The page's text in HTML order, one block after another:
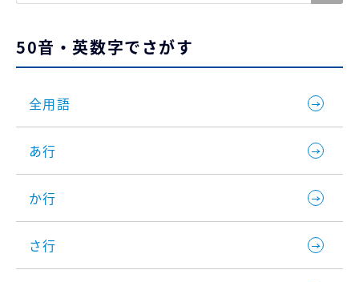
50音・英数字でさがす
全用語
あ行
か行
さ行